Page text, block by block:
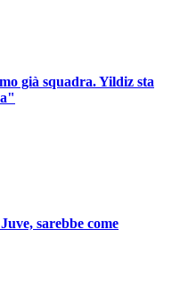
già squadra. Yildiz sta
sarebbe come